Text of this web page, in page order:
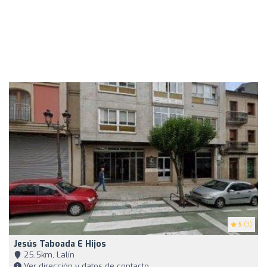
5 (3)
Jesús Taboada E Hijos
25,5km, Lalín